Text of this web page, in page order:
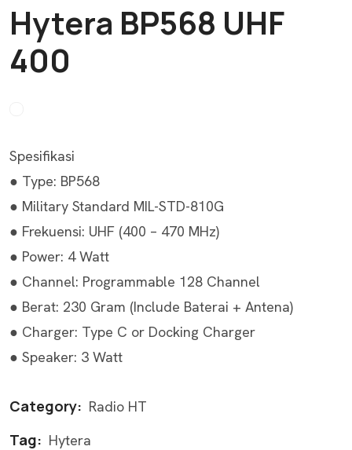
Hytera BP568 UHF
400
Spesifikasi
● Type: BP568
● Military Standard MIL-STD-810G
● Frekuensi: UHF (400 – 470 MHz)
● Power: 4 Watt
● Channel: Programmable 128 Channel
● Berat: 230 Gram (Include Baterai + Antena)
● Charger: Type C or Docking Charger
● Speaker: 3 Watt
Category: Radio HT
Tag: Hytera